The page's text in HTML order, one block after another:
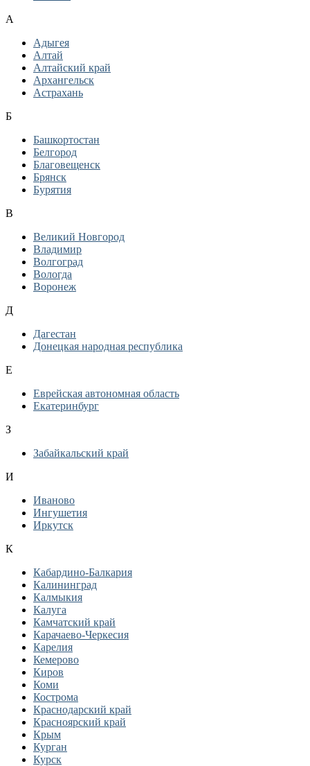
А
Адыгея
Алтай
Алтайский край
Архангельск
Астрахань
Б
Башкортостан
Белгород
Благовещенск
Брянск
Бурятия
В
Великий Новгород
Владимир
Волгоград
Вологда
Воронеж
Д
Дагестан
Донецкая народная республика
Е
Еврейская автономная область
Екатеринбург
З
Забайкальский край
И
Иваново
Ингушетия
Иркутск
К
Кабардино-Балкария
Калининград
Калмыкия
Калуга
Камчатский край
Карачаево-Черкесия
Карелия
Кемерово
Киров
Коми
Кострома
Краснодарский край
Красноярский край
Крым
Курган
Курск